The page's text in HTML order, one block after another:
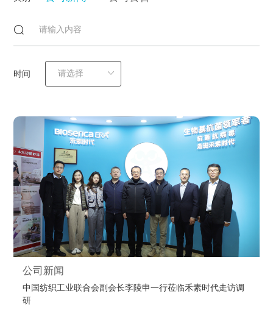
时间
公司新闻
中国纺织工业联合会副会长李陵申一行莅临禾素时代走访调
研